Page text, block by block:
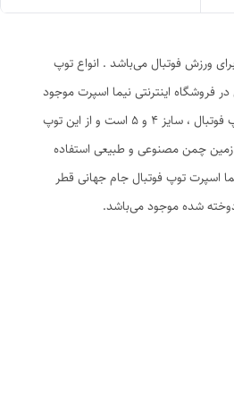
ورزش فوتبال می‌باشد . انواع توپ
فروشگاه اینترنتی نیما اسپرت موجود
است. سایز مناسب برای توپ فوتبال ، سایز ۴ و ۵ است و از این توپ
زمین چمن مصنوعی و طبیعی استفاده
اسپرت توپ فوتبال جام جهانی قطر
شده موجود می‌باشد.